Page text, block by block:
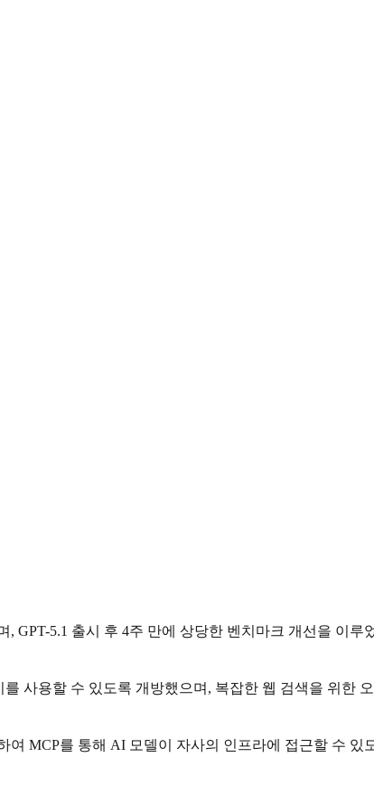
GPT-5.1 출시 후 4주 만에 상당한 벤치마크 개선을 이루
사용할 수 있도록 개방했으며, 복잡한 웹 검색을 위한
MCP를 통해 AI 모델이 자사의 인프라에 접근할 수 있